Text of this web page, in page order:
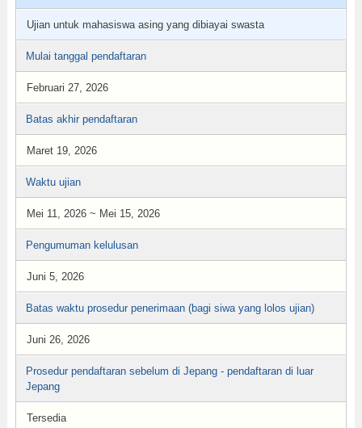
Ujian untuk mahasiswa asing yang dibiayai swasta
Mulai tanggal pendaftaran
Februari 27, 2026
Batas akhir pendaftaran
Maret 19, 2026
Waktu ujian
Mei 11, 2026 ~ Mei 15, 2026
Pengumuman kelulusan
Juni 5, 2026
Batas waktu prosedur penerimaan (bagi siwa yang lolos ujian)
Juni 26, 2026
Prosedur pendaftaran sebelum di Jepang - pendaftaran di luar
Jepang
Tersedia